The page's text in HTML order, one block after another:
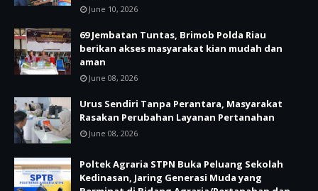
June 10, 2026
69 Jembatan Tuntas, Brimob Polda Riau
berikan akses masyarakat kian mudah dan
aman
June 08, 2026
Urus Sendiri Tanpa Perantara, Masyarakat
Rasakan Perubahan Layanan Pertanahan
June 08, 2026
Poltek Agraria STPN Buka Peluang Sekolah
Kedinasan, Jaring Generasi Muda yang